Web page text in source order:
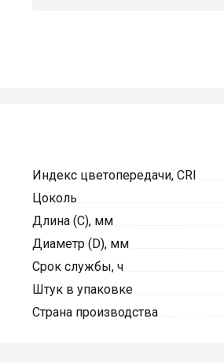
Индекс цветопередачи, CRI
Цоколь
Длина (C), мм
Диаметр (D), мм
Срок службы, ч
Штук в упаковке
Страна производства